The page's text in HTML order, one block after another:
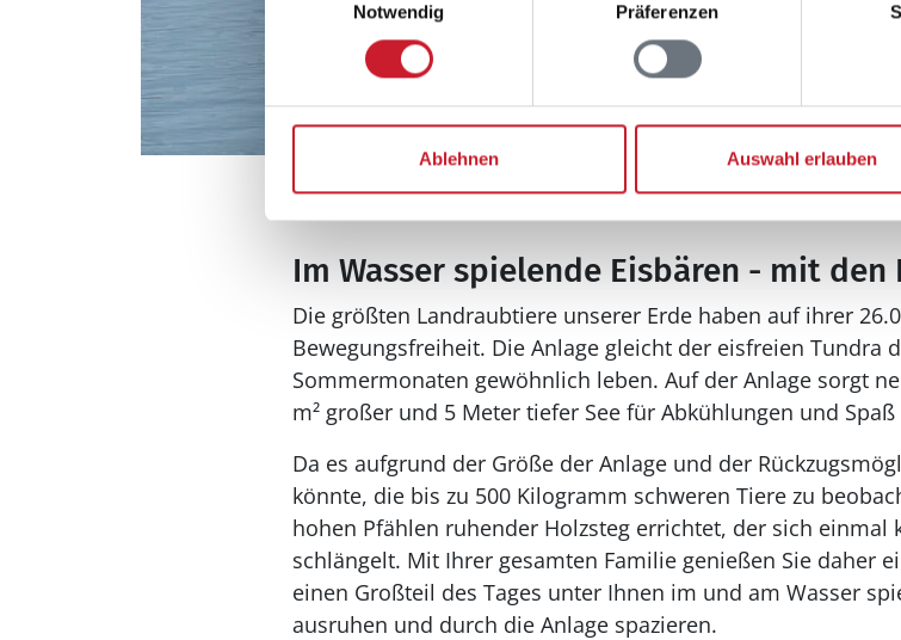
Notwendig
Präferenzen
Ablehnen Auswahl erlauben
Im Wasser spielende Eisbären - mit den
Die größten Landraubtiere unserer Erde haben auf ihrer
Bewegungsfreiheit. Die Anlage gleicht der eisfreien Tundra
Sommermonaten gewöhnlich leben. Auf der Anlage sorgt
m² großer und 5 Meter tiefer See für Abkühlungen und
Da es aufgrund der Größe der Anlage und der
könnte, die bis zu 500 Kilogramm schweren Tiere zu
hohen Pfählen ruhender Holzsteg errichtet, der sich einmal
schlängelt. Mit Ihrer gesamten Familie genießen Sie daher
einen Großteil des Tages unter Ihnen im und am Wasser
ausruhen und durch die Anlage spazieren.